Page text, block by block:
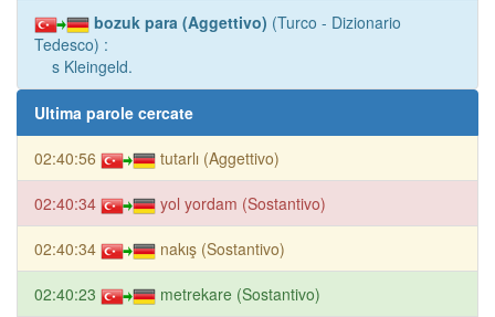
bozuk para (Aggettivo) (Turco - Dizionario
Tedesco) :
s Kleingeld.
Ultima parole cercate
02:40:56 tutarlı (Aggettivo)
02:40:34 yol yordam (Sostantivo)
02:40:34 nakış (Sostantivo)
02:40:23 metrekare (Sostantivo)